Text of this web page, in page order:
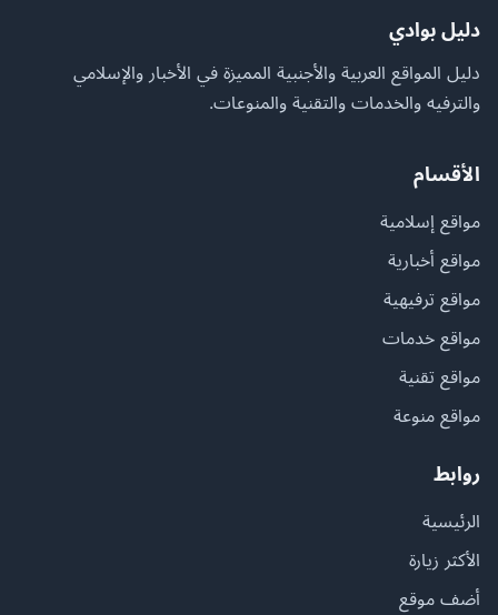
دليل بوادي
دليل المواقع العربية والأجنبية المميزة في الأخبار والإسلامي
والترفيه والخدمات والتقنية والمنوعات.
الأقسام
مواقع إسلامية
مواقع أخبارية
مواقع ترفيهية
مواقع خدمات
مواقع تقنية
مواقع منوعة
روابط
الرئيسية
الأكثر زيارة
أضف موقع